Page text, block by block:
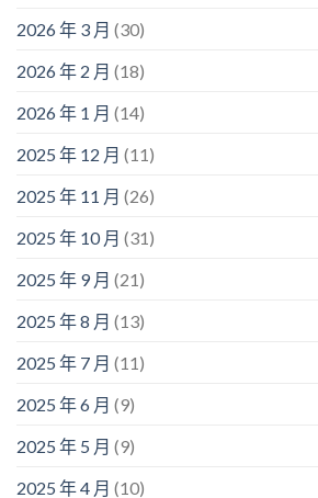
2026 年 3 月 (30)
2026 年 2 月 (18)
2026 年 1 月 (14)
2025 年 12 月 (11)
2025 年 11 月 (26)
2025 年 10 月 (31)
2025 年 9 月 (21)
2025 年 8 月 (13)
2025 年 7 月 (11)
2025 年 6 月 (9)
2025 年 5 月 (9)
2025 年 4 月 (10)